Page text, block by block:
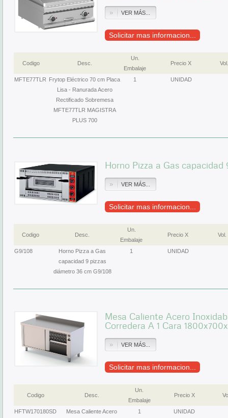
VER MÁS...
Solicitar mas informacion...
Codigo Desc.
Un.
Embalaje
Precio X Vol.
MFTE77TLR Frytop Eléctrico 70 cm Placa
Lisa - Ranurada Acero
Rectificado Sobremesa
MFTE77TLR MAGISTRA
PLUS 700
1 UNIDAD
Horno Pizza a Gas
VER MÁS...
Solicitar mas informacion...
Codigo Desc.
Un.
Embalaje
Precio X Vol.
G9/108
Horno Pizza a Gas
capacidad 9 pizzas
diámetro 36 cm G9/108
1 UNIDAD
Mesa Caliente Acero
Corredera A 1 Cara
VER MÁS...
Solicitar mas informacion...
Codigo Desc.
Un.
Embalaje
Precio X
HFTW170180SD Mesa Caliente Acero 1 UNIDAD